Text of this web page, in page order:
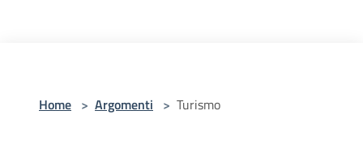
Home > Argomenti > Turismo